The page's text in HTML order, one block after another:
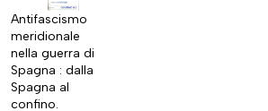
Antifascismo
meridionale
nella guerra di
Spagna : dalla
Spagna al
confino.